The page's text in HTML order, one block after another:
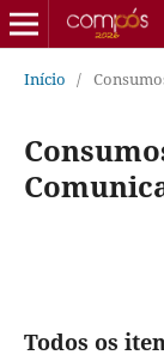
Início /
Todos os